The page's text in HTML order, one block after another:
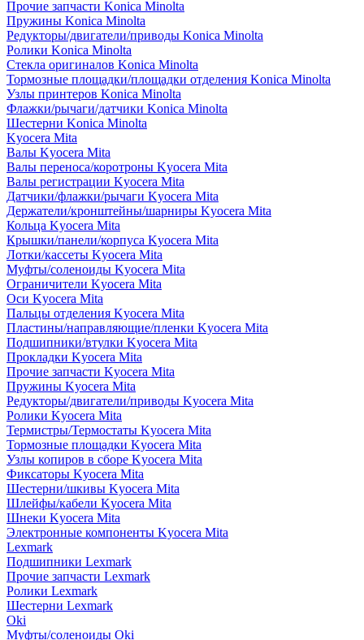
Прочие запчасти Konica Minolta
Пружины Konica Minolta
Редукторы/двигатели/приводы Konica Minolta
Ролики Konica Minolta
Стекла оригиналов Konica Minolta
Тормозные площадки/площадки отделения Konica Minolta
Узлы принтеров Konica Minolta
Флажки/рычаги/датчики Konica Minolta
Шестерни Konica Minolta
Kyocera Mita
Валы Kyocera Mita
Валы переноса/коротроны Kyocera Mita
Валы регистрации Kyocera Mita
Датчики/флажки/рычаги Kyocera Mita
Держатели/кронштейны/шарниры Kyocera Mita
Кольца Kyocera Mita
Крышки/панели/корпуса Kyocera Mita
Лотки/кассеты Kyocera Mita
Муфты/соленоиды Kyocera Mita
Ограничители Kyocera Mita
Оси Kyocera Mita
Пальцы отделения Kyocera Mita
Пластины/направляющие/пленки Kyocera Mita
Подшипники/втулки Kyocera Mita
Прокладки Kyocera Mita
Прочие запчасти Kyocera Mita
Пружины Kyocera Mita
Редукторы/двигатели/приводы Kyocera Mita
Ролики Kyocera Mita
Термистры/Термостаты Kyocera Mita
Тормозные площадки Kyocera Mita
Узлы копиров в сборе Kyocera Mita
Фиксаторы Kyocera Mita
Шестерни/шкивы Kyocera Mita
Шлейфы/кабели Kyocera Mita
Шнеки Kyocera Mita
Электронные компоненты Kyocera Mita
Lexmark
Подшипники Lexmark
Прочие запчасти Lexmark
Ролики Lexmark
Шестерни Lexmark
Oki
Муфты/соленоиды Oki